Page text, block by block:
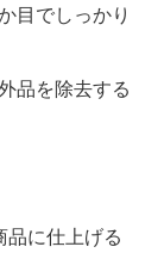
目でしっかり
品を除去する
に仕上げる